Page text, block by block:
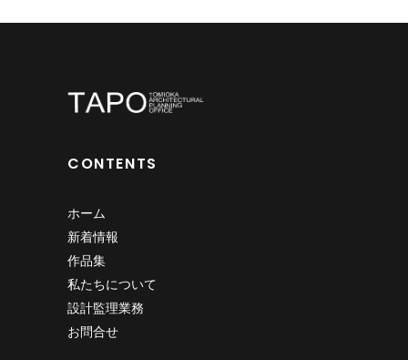
CONTENTS
ホーム
新着情報
作品集
私たちについて
設計監理業務
お問合せ